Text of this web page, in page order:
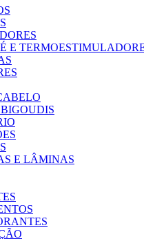
E
E LÂMINAS